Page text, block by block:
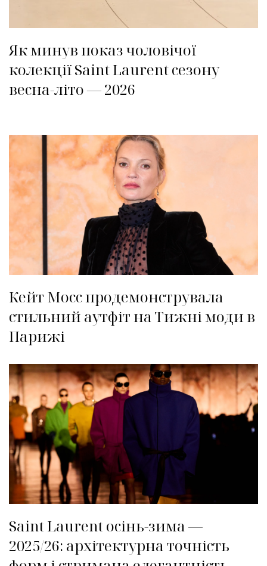
Як минув показ чоловічої
колекції Saint Laurent сезону
весна-літо — 2026
Кейт Мосс продемонструвала
стильний аутфіт на Тижні моди в
Парижі
Saint Laurent осінь-зима —
2025/26: архітектурна точність